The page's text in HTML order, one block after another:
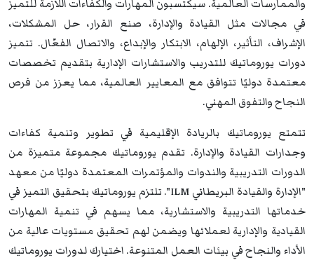
والممارسات العالمية. سيكتسبون المهارات والكفاءات اللازمة للتميز
في مجالات مثل القيادة والإدارة، صنع القرار، حل المشكلات،
الإشراف، التأثير، الإلهام، الابتكار والإبداع، والاتصال الفعّال. تتميز
دورات يوروماتيك للتدريب والاستشارات الإدارية بتقديم تخصصات
معتمدة دوليًا تتوافق مع المعايير العالمية، مما يعزز من فرص
النجاح والتفوق المهني.
تتمتع يوروماتيك بالريادة الإقليمية في تطوير وتنمية كفاءات
وجدارات القيادة والإدارة. تقدم يوروماتيك مجموعة متميزة من
الدورات التدريبية والندوات والمؤتمرات المعتمدة دوليًا من معهد
"الإدارة والقيادة البريطاني ILM". تلتزم يوروماتيك بتحقيق التميز في
خدماتها التدريبية والاستشارية، مما يسهم في تنمية المهارات
القيادية والإدارية لعملائها ويضمن لهم تحقيق مستويات عالية من
الأداء والنجاح في بيئات العمل المتنوعة. اختيارك لدورات يوروماتيك